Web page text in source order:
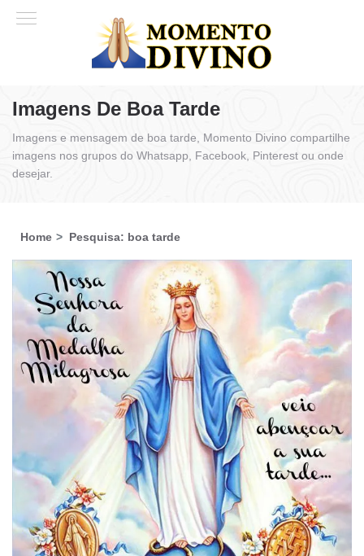
Imagens De Boa Tarde
Imagens e mensagem de boa tarde, Momento Divino compartilhe
imagens nos grupos do Whatsapp, Facebook, Pinterest ou onde
desejar.
Home Pesquisa: boa tarde